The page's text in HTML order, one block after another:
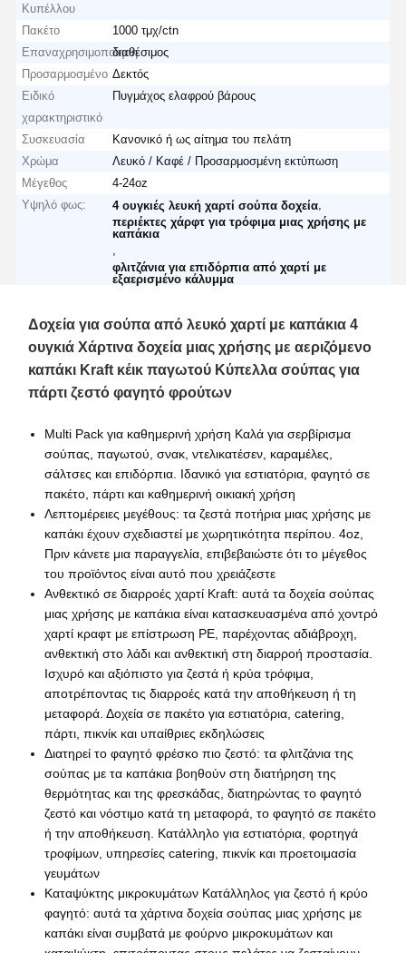
Σπίτι Προϊόντα
Σχετικά Με
Εμάς
Επισκέψεις
Στο
Εργοστάσιο
Κυπέλλου
Πακέτο
1000 τμχ/ctn
Επαναχρησιμοποίησηδιαθέσιμος
Προσαρμοσμένο Δεκτός
Ειδικό
χαρακτηριστικό
Πυγμάχος ελαφρού βάρους
Συσκευασία
Κανονικό ή ως αίτημα του πελάτη
Χρώμα
Λευκό / Καφέ / Προσαρμοσμένη εκτύπωση
Μέγεθος
4-24oz
Υψηλό φως:
4 ουγκιές λευκή χαρτί σούπα δοχεία
περιέκτες χάρφτ για τρόφιμα μιας χρήσης με
καπάκια
φλιτζάνια για επιδόρπια από χαρτί με
εξαερισμένο κάλυμμα
Δοχεία για σούπα από λευκό χαρτί με καπάκια 4
ουγκιά Χάρτινα δοχεία μιας χρήσης με αεριζόμενο
καπάκι Kraft κέικ παγωτού Κύπελλα σούπας για
πάρτι ζεστό φαγητό φρούτων
Multi Pack για καθημερινή χρήση Καλά για σερβίρισμα
σούπας, παγωτού, σνακ, ντελικατέσεν, καραμέλες,
σάλτσες και επιδόρπια. Ιδανικό για εστιατόρια, φαγητό σε
πακέτο, πάρτι και καθημερινή οικιακή χρήση
Λεπτομέρειες μεγέθους: τα ζεστά ποτήρια μιας χρήσης με
καπάκι έχουν σχεδιαστεί με χωρητικότητα περίπου. 4oz,
Πριν κάνετε μια παραγγελία, επιβεβαιώστε ότι το μέγεθος
του προϊόντος είναι αυτό που χρειάζεστε
Ανθεκτικό σε διαρροές χαρτί Kraft: αυτά τα δοχεία σούπας
μιας χρήσης με καπάκια είναι κατασκευασμένα από χοντρό
χαρτί κραφτ με επίστρωση PE, παρέχοντας αδιάβροχη,
ανθεκτική στο λάδι και ανθεκτική στη διαρροή προστασία.
Ισχυρό και αξιόπιστο για ζεστά ή κρύα τρόφιμα,
αποτρέποντας τις διαρροές κατά την αποθήκευση ή τη
μεταφορά. Δοχεία σε πακέτο για εστιατόρια, catering,
πάρτι, πικνίκ και υπαίθριες εκδηλώσεις
Διατηρεί το φαγητό φρέσκο ​​πιο ζεστό: τα φλιτζάνια της
σούπας με τα καπάκια βοηθούν στη διατήρηση της
θερμότητας και της φρεσκάδας, διατηρώντας το φαγητό
ζεστό και νόστιμο κατά τη μεταφορά, το φαγητό σε πακέτο
ή την αποθήκευση. Κατάλληλο για εστιατόρια, φορτηγά
τροφίμων, υπηρεσίες catering, πικνίκ και προετοιμασία
γευμάτων
Καταψύκτης μικροκυμάτων Κατάλληλος για ζεστό ή κρύο
φαγητό: αυτά τα χάρτινα δοχεία σούπας μιας χρήσης με
καπάκι είναι συμβατά με φούρνο μικροκυμάτων και